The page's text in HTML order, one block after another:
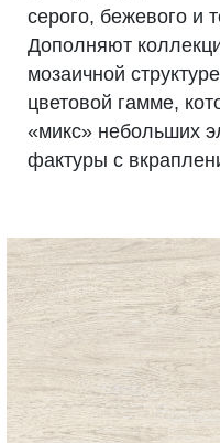
серого, бежевого и
Дополняют
мозаичной
цветовой гамме,
«микс» небольших
фактуры с